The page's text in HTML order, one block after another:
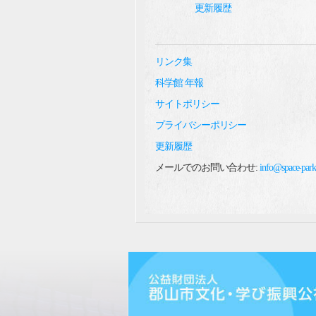
更新履歴
リンク集
科学館 年報
サイトポリシー
プライバシーポリシー
更新履歴
メールでのお問い合わせ:info@space-